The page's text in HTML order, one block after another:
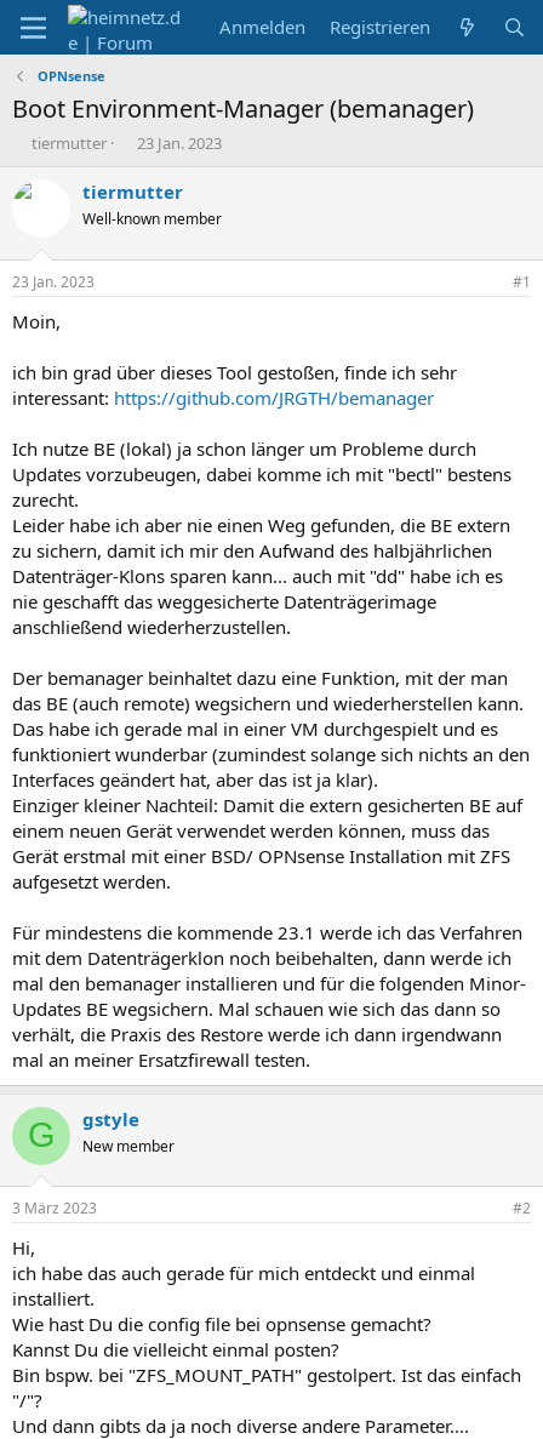
Anmelden Registrieren
OPNsense
Boot Environment-Manager (bemanager)
E
s
e
r
tiermutter
E
s
e
t
23 Jan. 2023
tiermutter
Well-known member
23 Jan. 2023 #1
Moin,
ich bin grad über dieses Tool gestoßen, finde ich sehr
interessant: https://github.com/JRGTH/bemanager
Ich nutze BE (lokal) ja schon länger um Probleme durch
Updates vorzubeugen, dabei komme ich mit "bectl" bestens
zurecht.
Leider habe ich aber nie einen Weg gefunden, die BE extern
zu sichern, damit ich mir den Aufwand des halbjährlichen
Datenträger-Klons sparen kann... auch mit "dd" habe ich es
nie geschafft das weggesicherte Datenträgerimage
anschließend wiederherzustellen.
Der bemanager beinhaltet dazu eine Funktion, mit der man
das BE (auch remote) wegsichern und wiederherstellen kann.
Das habe ich gerade mal in einer VM durchgespielt und es
funktioniert wunderbar (zumindest solange sich nichts an den
Interfaces geändert hat, aber das ist ja klar).
Einziger kleiner Nachteil: Damit die extern gesicherten BE auf
einem neuen Gerät verwendet werden können, muss das
Gerät erstmal mit einer BSD/ OPNsense Installation mit ZFS
aufgesetzt werden.
Für mindestens die kommende 23.1 werde ich das Verfahren
mit dem Datenträgerklon noch beibehalten, dann werde ich
mal den bemanager installieren und für die folgenden Minor-
Updates BE wegsichern. Mal schauen wie sich das dann so
verhält, die Praxis des Restore werde ich dann irgendwann
mal an meiner Ersatzfirewall testen.
G gstyle
New member
3 März 2023 #2
Hi,
ich habe das auch gerade für mich entdeckt und einmal
installiert.
Wie hast Du die config file bei opnsense gemacht?
Kannst Du die vielleicht einmal posten?
Bin bspw. bei "ZFS_MOUNT_PATH" gestolpert. Ist das einfach
"/"?
Und dann gibts da ja noch diverse andere Parameter....